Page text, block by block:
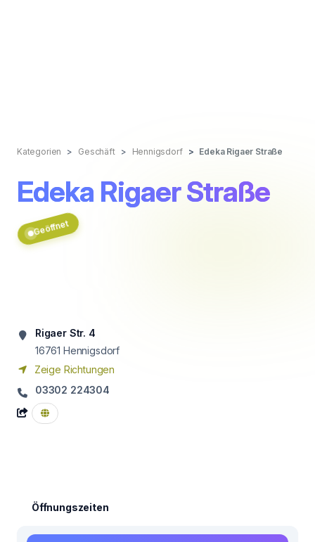
Kategorien Geschäft Hennigsdorf Edeka Rigaer Straße
Edeka Rigaer Straße
Geöffnet
Rigaer Str. 4
16761 Hennigsdorf
Zeige Richtungen
03302 224304
Öffnungszeiten